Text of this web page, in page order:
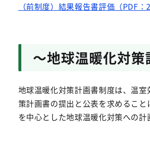
（前制度）結果報告書評価（PDF：
～地球温暖化対
地球温暖化対策計画書制度は、温
策計画書の提出と公表を求めるこ
を中心とした地球温暖化対策への計